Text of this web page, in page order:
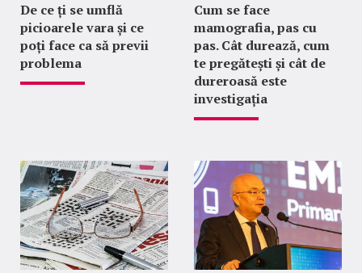
De ce ți se umflă
picioarele vara și ce
poți face ca să previi
problema
Cum se face
mamografia, pas cu
pas. Cât durează, cum
te pregătești și cât de
dureroasă este
investigația